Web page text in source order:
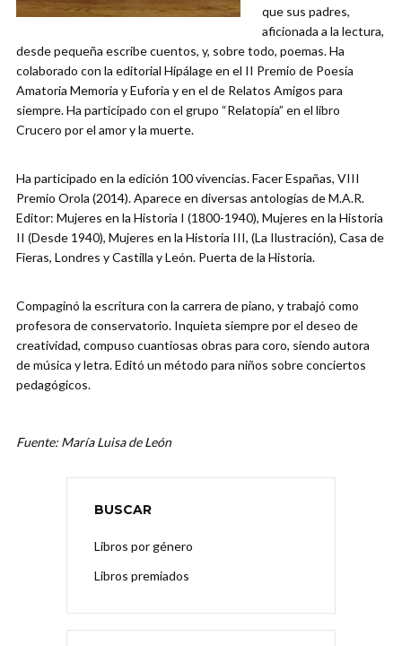
que sus padres,
aficionada a la lectura,
desde pequeña escribe cuentos, y, sobre todo, poemas. Ha
colaborado con la editorial Hipálage en el II Premio de Poesía
Amatoria Memoria y Euforia y en el de Relatos Amigos para
siempre. Ha participado con el grupo “Relatopía” en el libro
Crucero por el amor y la muerte.
Ha participado en la edición 100 vivencias. Facer Españas, VIII
Premio Orola (2014). Aparece en diversas antologías de M.A.R.
Editor: Mujeres en la Historia I (1800-1940), Mujeres en la Historia
II (Desde 1940), Mujeres en la Historia III, (La Ilustración), Casa de
Fieras, Londres y Castilla y León. Puerta de la Historia.
Compaginó la escritura con la carrera de piano, y trabajó como
profesora de conservatorio. Inquieta siempre por el deseo de
creatividad, compuso cuantiosas obras para coro, siendo autora
de música y letra. Editó un método para niños sobre conciertos
pedagógicos.
Fuente: María Luisa de León
BUSCAR
Libros por género
Libros premiados